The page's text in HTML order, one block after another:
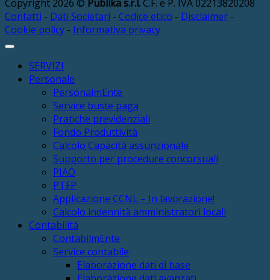
Copyright 2026 © Publika s.r.l. C.F. e P. IVA 02213820208
Contatti - Dati Societari - Codice etico - Disclaimer -
Cookie policy - Informativa privacy
SERVIZI
Personale
PersonalmEnte
Service buste paga
Pratiche previdenziali
Fondo Produttività
Calcolo Capacità assunzionale
Supporto per procedure concorsuali
PIAO
PTFP
Applicazione CCNL – In lavorazione!
Calcolo indennità amministratori locali
Contabilità
ContabilmEnte
Service contabile
Elaborazione dati di base